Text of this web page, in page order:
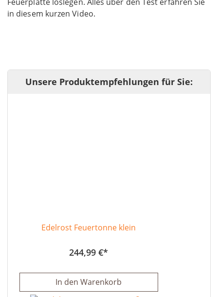
in diesem kurzen Video.
Unsere Produktempfehlungen für Sie:
Edelrost Feuertonne klein
244,99 €
In den Warenkorb